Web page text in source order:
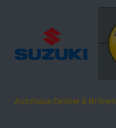
Autohaus Denker & Brünen